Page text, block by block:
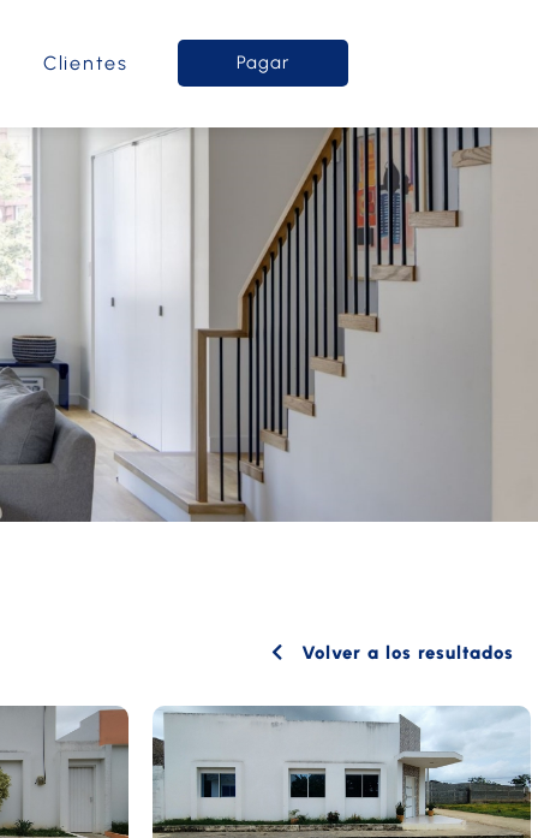
Clientes Pagar
Volver a los resultados